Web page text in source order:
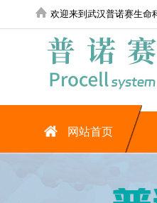
欢迎来到武汉普诺赛生命
网站首页